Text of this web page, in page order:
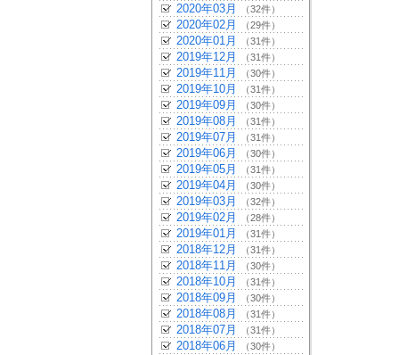
2020年03月 （32件）
2020年02月 （29件）
2020年01月 （31件）
2019年12月 （31件）
2019年11月 （30件）
2019年10月 （31件）
2019年09月 （30件）
2019年08月 （31件）
2019年07月 （31件）
2019年06月 （30件）
2019年05月 （31件）
2019年04月 （30件）
2019年03月 （32件）
2019年02月 （28件）
2019年01月 （31件）
2018年12月 （31件）
2018年11月 （30件）
2018年10月 （31件）
2018年09月 （30件）
2018年08月 （31件）
2018年07月 （31件）
2018年06月 （30件）